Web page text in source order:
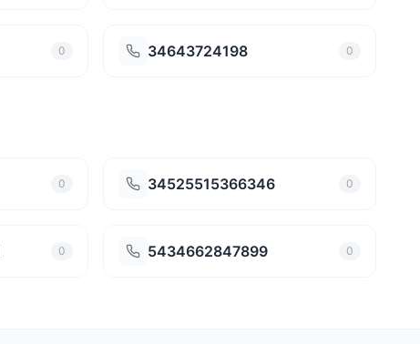
0 34643724198 0
0 34525515366346 0
0 5434662847899 0